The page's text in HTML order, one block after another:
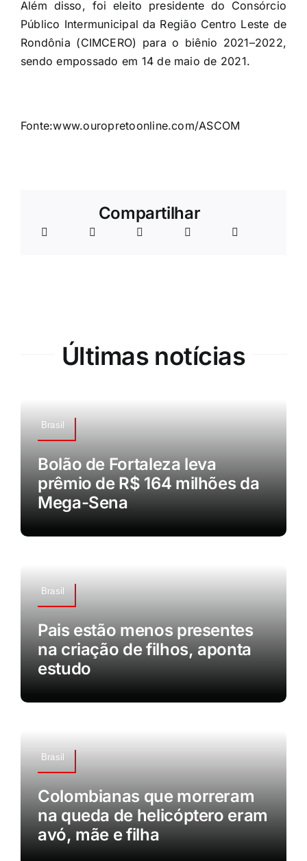
Além disso, foi eleito presidente do Consórcio
Público Intermunicipal da Região Centro Leste de
Rondônia (CIMCERO) para o biênio 2021–2022,
sendo empossado em 14 de maio de 2021.
Fonte:www.ouropretoonline.com/ASCOM
Compartilhar
Últimas notícias
Brasil
Bolão de Fortaleza leva
prêmio de R$ 164 milhões da
Mega-Sena
Brasil
Pais estão menos presentes
na criação de filhos, aponta
estudo
Brasil
Colombianas que morreram
na queda de helicóptero eram
avó, mãe e filha